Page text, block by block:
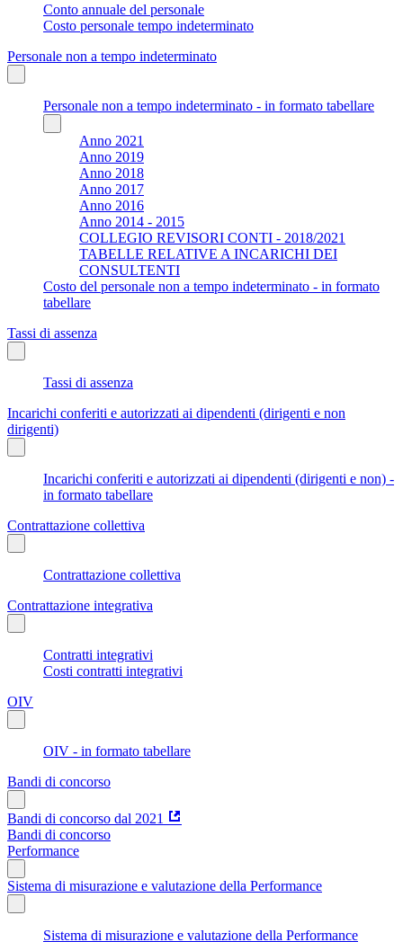
Conto annuale del personale
Costo personale tempo indeterminato
Personale non a tempo indeterminato
Personale non a tempo indeterminato - in formato tabellare
Anno 2021
Anno 2019
Anno 2018
Anno 2017
Anno 2016
Anno 2014 - 2015
COLLEGIO REVISORI CONTI - 2018/2021
TABELLE RELATIVE A INCARICHI DEI
CONSULTENTI
Costo del personale non a tempo indeterminato - in formato
tabellare
Tassi di assenza
Tassi di assenza
Incarichi conferiti e autorizzati ai dipendenti (dirigenti e non
dirigenti)
Incarichi conferiti e autorizzati ai dipendenti (dirigenti e non) -
in formato tabellare
Contrattazione collettiva
Contrattazione collettiva
Contrattazione integrativa
Contratti integrativi
Costi contratti integrativi
OIV
OIV - in formato tabellare
Bandi di concorso
Bandi di concorso dal 2021
Bandi di concorso
Performance
Sistema di misurazione e valutazione della Performance
Sistema di misurazione e valutazione della Performance